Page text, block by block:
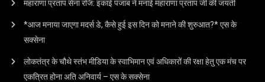
महाराणा प्रताप सेना रजि: इकाई पंजाब ने मनाई महाराणा प्रताप जी की जयंती
*आज मनाया जाएगा मदर्स डे, कैसे हुई इस दिन को मनाने की शुरुआत?* एस के
सक्सेना
लोकतंत्र के चौथे स्तंभ मीडिया के स्वाभिमान एवं अधिकारों की रक्षा हेतु एक मंच पर
एकत्रित होना अति अनिवार्य – एस के सक्सेना